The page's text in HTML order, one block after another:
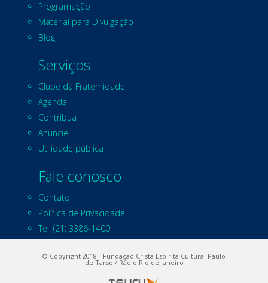
Programação
Material para Divulgação
Blog
Serviços
Clube da Fraternidade
Agenda
Contribua
Anuncie
Utilidade pública
Fale conosco
Contato
Política de Privacidade
Tel: (21) 3386-1400
© Copyright 2018 - Fundação Cristã Espírita Cultural Paulo
de Tarso / Rádio Rio de Janeiro